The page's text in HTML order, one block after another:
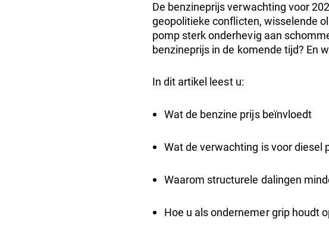
De benzineprijs verwachting voor
geopolitieke conflicten, wisselende
pomp sterk onderhevig aan
benzineprijs in de komende tijd? En
In dit artikel leest u:
Wat de benzine prijs beïnvloedt
Wat de verwachting is voor diesel
Waarom structurele dalingen
Hoe u als ondernemer grip houdt